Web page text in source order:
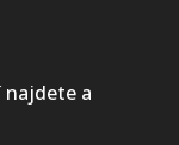
najdete a